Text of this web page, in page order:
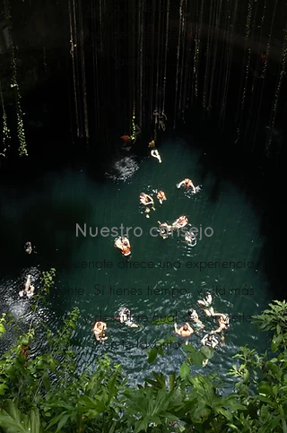
a la mayoría de ellos y regresar a
descansar después de un día de
aventura.
Nuestro consejo
Cada cenote ofrece una experiencia
diferente. Si tienes tiempo, visita más
de uno y descubre cuál se convierte
en tu favorito.